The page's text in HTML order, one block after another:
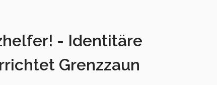
- Identitäre
Grenzzaun